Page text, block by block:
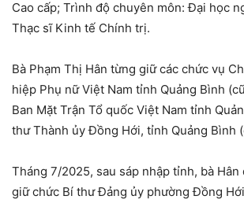
Cao cấp; Trình độ chuyên môn: Đại học
Thạc sĩ Kinh tế Chính trị.
Bà Phạm Thị Hân từng giữ các chức vụ
hiệp Phụ nữ Việt Nam tỉnh Quảng Bình
Ban Mặt Trận Tổ quốc Việt Nam tỉnh
thư Thành ủy Đồng Hới, tỉnh Quảng Bình
Tháng 7/2025, sau sáp nhập tỉnh, bà Hân
giữ chức Bí thư Đảng ủy phường Đồng